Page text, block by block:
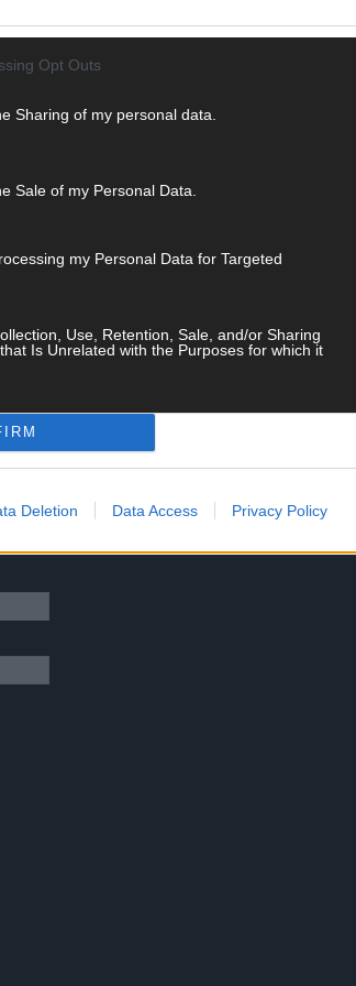
Opt Outs
Sharing of my personal data.
Sale of my Personal Data.
my Personal Data for Targeted
Use, Retention, Sale, and/or Sharing
Is Unrelated with the Purposes for which it
Deletion Data Access Privacy Policy
Perspektive. Mit * gekennzeichnete
und Nachname) und eine gültige E-Mail-
kurz. Beiträge, die unsere Netiquette
Hetze, Spam oder Werbung werden nicht